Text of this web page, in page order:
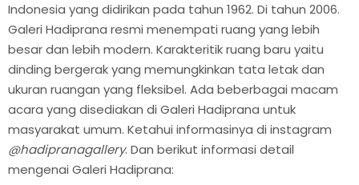
Indonesia yang didirikan pada tahun 1962. Di tahun 2006.
Galeri Hadiprana resmi menempati ruang yang lebih
besar dan lebih modern. Karakteritik ruang baru yaitu
dinding bergerak yang memungkinkan tata letak dan
ukuran ruangan yang fleksibel. Ada beberbagai macam
acara yang disediakan di Galeri Hadiprana untuk
masyarakat umum. Ketahui informasinya di instagram
@hadipranagallery. Dan berikut informasi detail
mengenai Galeri Hadiprana: